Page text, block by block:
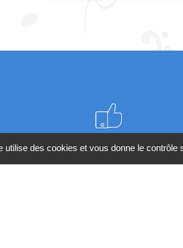
Meilleurs prix du web
utilise des cookies et vous donne le